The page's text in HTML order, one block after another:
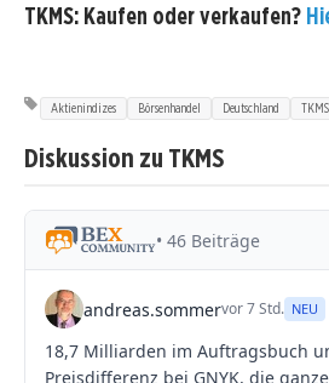
TKMS: Kaufen oder verkaufen?
Aktienindizes Börsenhandel Deutschland TKMS
Diskussion zu TKMS